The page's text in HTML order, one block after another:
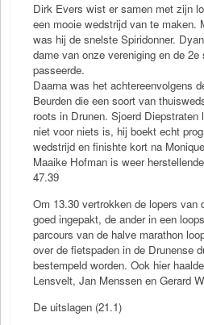
Dirk Evers wist er samen met zijn
een mooie wedstrijd van te maken.
was hij de snelste Spiridonner.
dame van onze vereniging en de
passeerde.
Daarna was het achtereenvolgens
Beurden die een soort van
roots in Drunen. Sjoerd
niet voor niets is, hij boekt echt
wedstrijd en finishte kort na Monique
Maaike Hofman is weer
47.39
Om 13.30 vertrokken de lopers van
goed ingepakt, de ander in een
parcours van de halve marathon
over de fietspaden in de Drunense
bestempeld worden. Ook hier
Lensvelt, Jan Menssen en Gerard
De uitslagen (21.1)